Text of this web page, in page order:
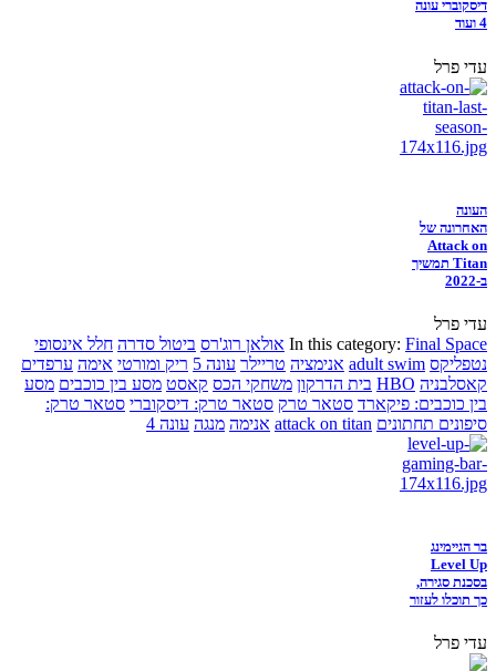
דיסקוברי עונה
4 ועוד
עדי פרל
העונה
האחרונה של
Attack on
Titan תמשיך
ב-2022
עדי פרל
In this category: Final Space אולאן רוג'רס ביטול סדרה חלל אינסופי
נטפליקס adult swim אנימציה טריילר עונה 5 ריק ומורטי אימה ערפדים
קאסלבניה HBO בית הדרקון משחקי הכס קאסט מסע בין כוכבים מסע
בין כוכבים: פיקארד סטאר טרק סטאר טרק: דיסקוברי סטאר טרק:
סיפונים תחתונים attack on titan אנימה מנגה עונה 4
בר הגיימינג
Level Up
בסכנת סגירה,
כך תוכלו לעזור
עדי פרל